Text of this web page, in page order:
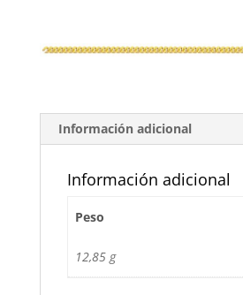
Información adicional
Información adicional
Peso
12,85 g